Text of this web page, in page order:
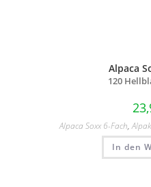
Alpaca
120
Alpaca Soxx 6-Fach,
In den